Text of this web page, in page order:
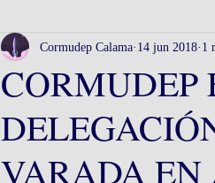
CORMUDEP
VARADA
Cormudep Calama 14 jun 2018 1